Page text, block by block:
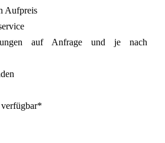
Aufpreis
auf Anfrage und je nach